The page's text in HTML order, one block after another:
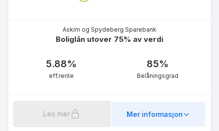
Askim og Spydeberg Sparebank
Boliglån utover 75% av verdi
5.88%
eff.rente
85%
Belåningsgrad
Les mer Mer informasjon